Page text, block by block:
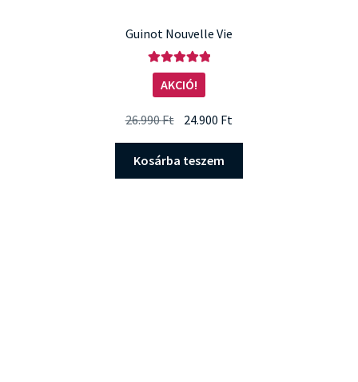
Guinot Nouvelle Vie
Értékelés:
5.00/ 5
AKCIÓ!
26.990Ft Original
price
was:
26.990 Ft.
24.900 Ft
price
24.900 Ft.
Kosárba teszem